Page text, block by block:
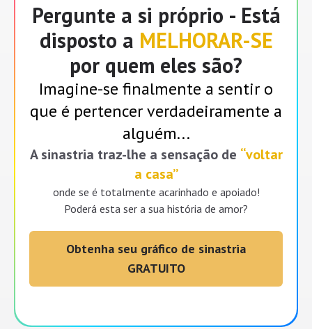
Pergunte a si próprio - Está
disposto a MELHORAR-SE
por quem eles são?
Imagine-se finalmente a sentir o
que é pertencer verdadeiramente a
alguém...
A sinastria traz-lhe a sensação de ‘‘voltar
a casa’’
onde se é totalmente acarinhado e apoiado!
Poderá esta ser a sua história de amor?
Obtenha seu gráfico de sinastria
GRATUITO